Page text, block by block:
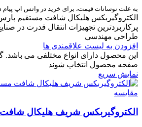
به علت نوسانات قیمت، برای خرید در واتس اپ پیام
الکتروگیربکس هلیکال شافت مستقیم
پرکاربردترین تجهیزات انتقال قدرت در
طراحی مهندسی‌
افزودن به لیست علاقمندی ها
این محصول دارای انواع مختلفی می باشد.
صفحه محصول انتخاب شوند
نمایش سریع
مقایسه
الکتروگیربکس شریف هلیکال